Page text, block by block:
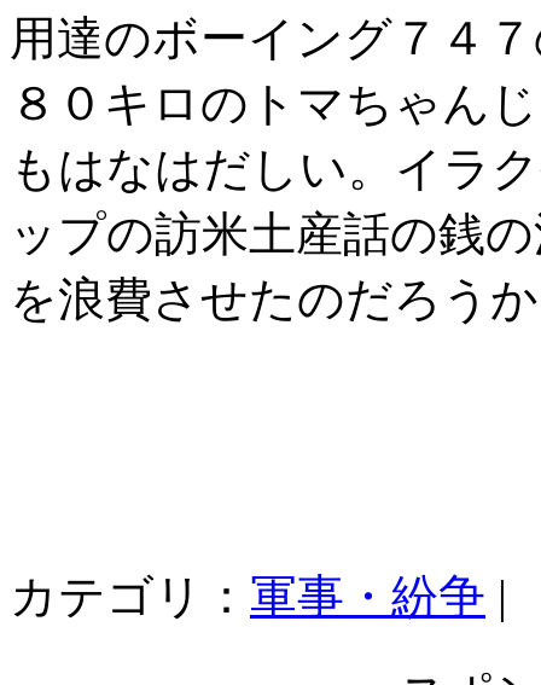
用達のボーイング７４
８０キロのトマちゃん
もはなはだしい。イラ
ップの訪米土産話の銭
を浪費させたのだろう
カテゴリ： 軍事・紛争 |